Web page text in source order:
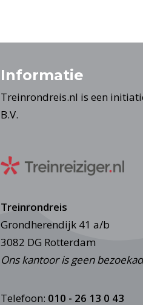
Informatie
Treinrondreis.nl is een
B.V.
Treinrondreis
Grondherendijk 41 a/b
3082 DG Rotterdam
Ons kantoor is geen
Telefoon: 010 - 26 13 0 43